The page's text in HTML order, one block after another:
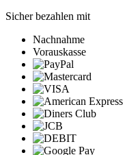
Sicher bezahlen mit
Nachnahme
Vorauskasse